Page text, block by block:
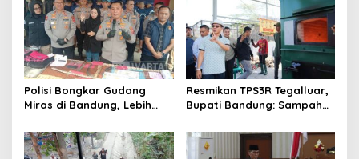
Polisi Bongkar Gudang
Miras di Bandung, Lebih
Resmikan TPS3R Tegalluar,
Bupati Bandung: Sampah
Pemerintah